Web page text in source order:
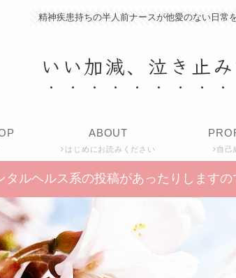
精神疾患持ちの半人前ナースが他愛のない日常
いい加減、泣き止
ABOUT
はじめにお読みください 自己
タルヘルス系の投稿があったりします